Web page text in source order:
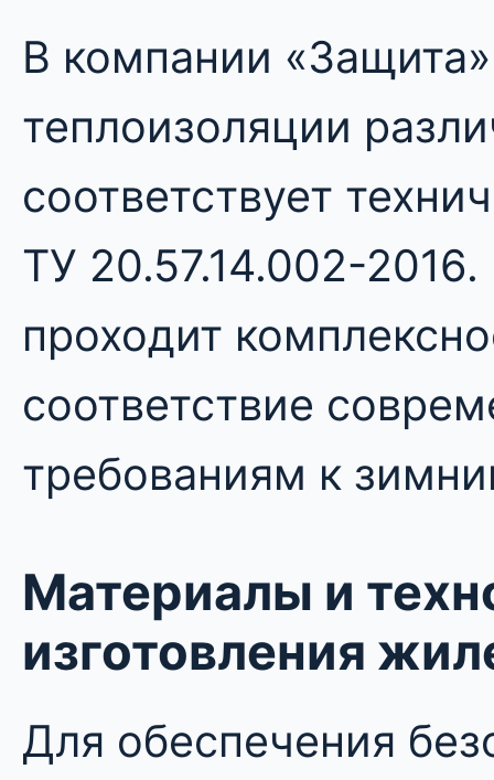
В компании
теплоизоляции
соответствует
ТУ 20.57.14.002-
проходит
соответствие
требованиям к
Материалы и
изготовления
Для обеспечения